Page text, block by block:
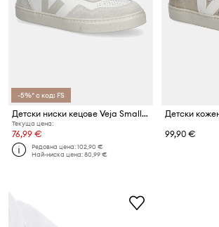
-5%* с код: FS
Детски ниски кецове Veja Small V-90
Текуща цена:
76,99 €
Редовна цена:102,90 €
Най-ниска цена:80,99 €
99,90 €